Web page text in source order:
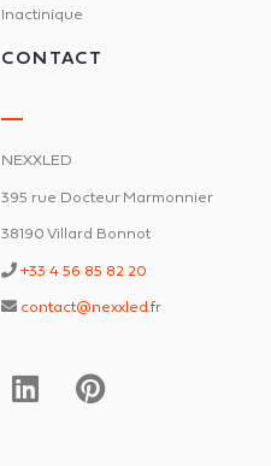
Inactinique
CONTACT
NEXXLED
395 rue Docteur Marmonnier
38190 Villard Bonnot
+33 4 56 85 82 20
contact@nexxled.fr